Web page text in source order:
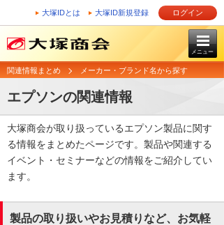
大塚IDとは 大塚ID新規登録 ログイン
メニュー
関連情報まとめ メーカー・ブランド名から探す
エプソンの関連情報
大塚商会が取り扱っているエプソン製品に関す
る情報をまとめたページです。製品や関連する
イベント・セミナーなどの情報をご紹介してい
ます。
製品の取り扱いやお見積りなど、お気軽